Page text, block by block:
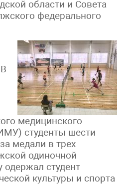
области и Совета
федерального
медицинского
студенты шести
медали в трех
одиночной
одержал студент
культуры и спорта